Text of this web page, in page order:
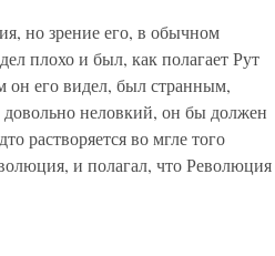
но зрение его, в обычном
плохо и был, как полагает Рут
он его видел, был странным,
неловкий, он бы должен
растворяется во мгле того
и полагал, что Революция